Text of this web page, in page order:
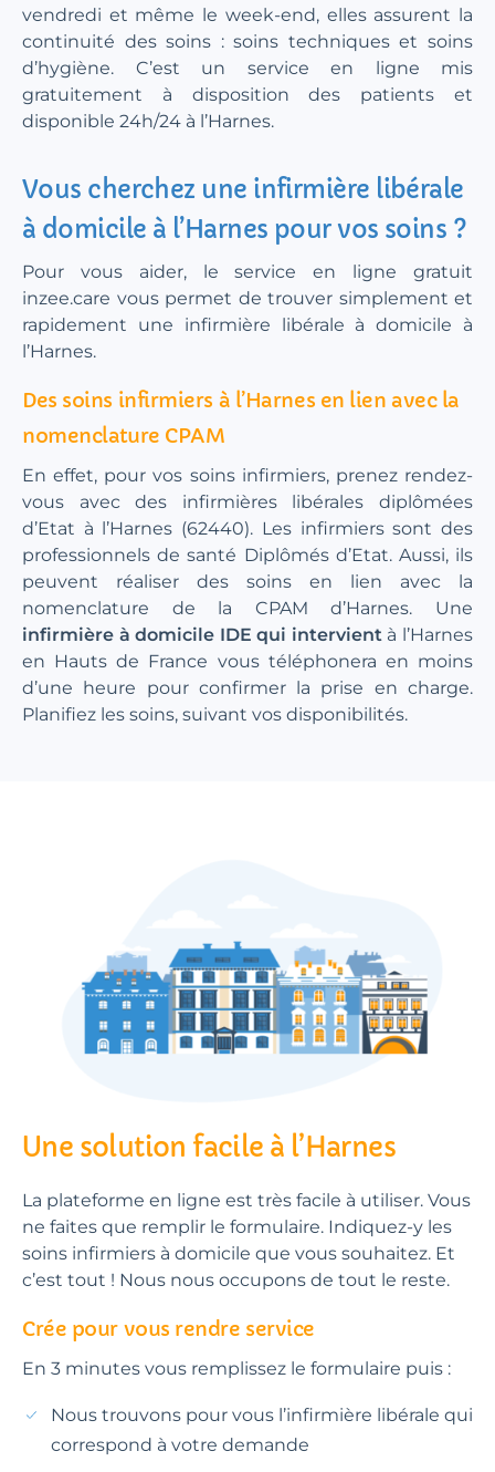
vendredi et même le week-end, elles assurent la
continuité des soins : soins techniques et soins
d’hygiène. C’est un service en ligne mis
gratuitement à disposition des patients et
disponible 24h/24 à l’Harnes.
Vous cherchez une infirmière libérale
à domicile à l’Harnes pour vos soins ?
Pour vous aider, le service en ligne gratuit
inzee.care vous permet de trouver simplement et
rapidement une infirmière libérale à domicile à
l’Harnes.
Des soins infirmiers à l’Harnes en lien avec la
nomenclature CPAM
En effet, pour vos soins infirmiers, prenez rendez-
vous avec des infirmières libérales diplômées
d’Etat à l’Harnes (62440). Les infirmiers sont des
professionnels de santé Diplômés d’Etat. Aussi, ils
peuvent réaliser des soins en lien avec la
nomenclature de la CPAM d’Harnes. Une
infirmière à domicile IDE qui intervientà l’Harnes
en Hauts de France vous téléphonera en moins
d’une heure pour confirmer la prise en charge.
Planifiez les soins, suivant vos disponibilités.
Une solution facile à l’Harnes
La plateforme en ligne est très facile à utiliser. Vous
ne faites que remplir le formulaire. Indiquez-y les
soins infirmiers à domicile que vous souhaitez. Et
c’est tout ! Nous nous occupons de tout le reste.
Crée pour vous rendre service
En 3 minutes vous remplissez le formulaire puis :
Nous trouvons pour vous l’infirmière libérale qui
correspond à votre demande